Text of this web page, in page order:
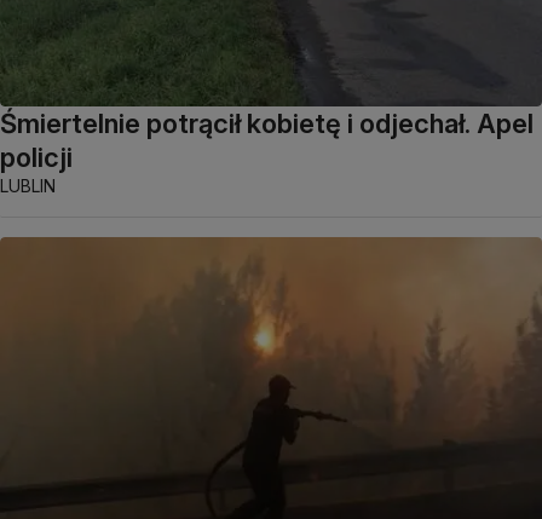
Śmiertelnie potrącił kobietę i odjechał. Apel
policji
LUBLIN